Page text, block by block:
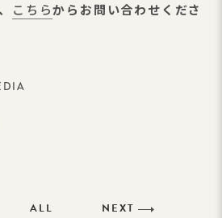
こちらからお問い合わせくださ
ALL NEXT